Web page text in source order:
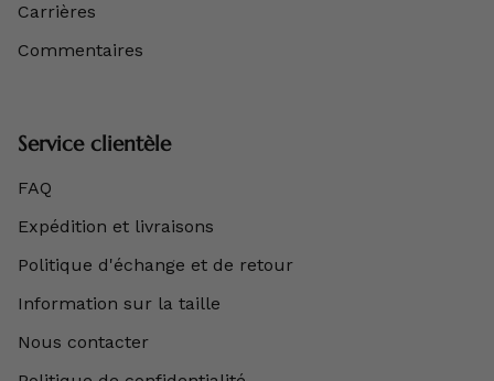
Carrières
Commentaires
Service clientèle
FAQ
Expédition et livraisons
Politique d'échange et de retour
Information sur la taille
Nous contacter